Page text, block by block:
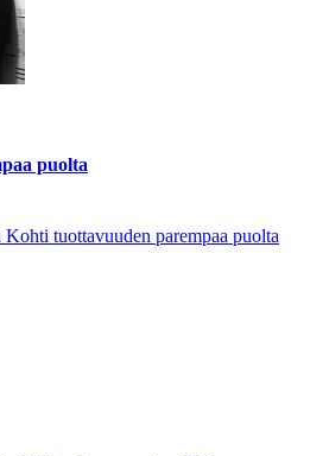
puolta
tuottavuuden parempaa puolta